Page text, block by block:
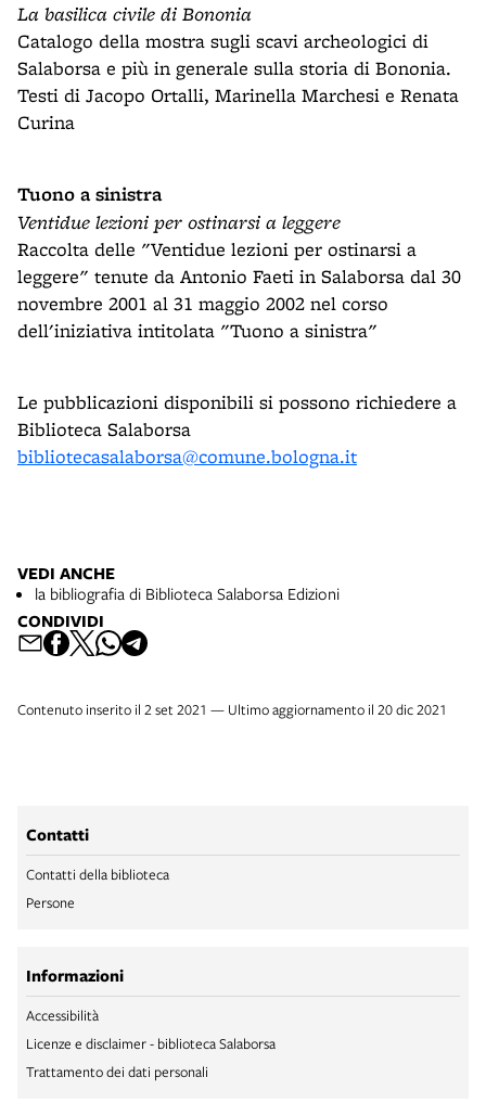
La basilica civile di Bononia
Catalogo della mostra sugli scavi archeologici di
Salaborsa e più in generale sulla storia di Bononia.
Testi di Jacopo Ortalli, Marinella Marchesi e Renata
Curina
Tuono a sinistra
Ventidue lezioni per ostinarsi a leggere
Raccolta delle "Ventidue lezioni per ostinarsi a
leggere" tenute da Antonio Faeti in Salaborsa dal 30
novembre 2001 al 31 maggio 2002 nel corso
dell'iniziativa intitolata "Tuono a sinistra"
Le pubblicazioni disponibili si possono richiedere a
Biblioteca Salaborsa
bibliotecasalaborsa@comune.bologna.it
VEDI ANCHE
la bibliografia di Biblioteca Salaborsa Edizioni
CONDIVIDI
Contenuto inserito il 2 set 2021 — Ultimo aggiornamento il 20 dic 2021
Contatti
Contatti della biblioteca
Persone
Informazioni
Accessibilità
Licenze e disclaimer - biblioteca Salaborsa
Trattamento dei dati personali